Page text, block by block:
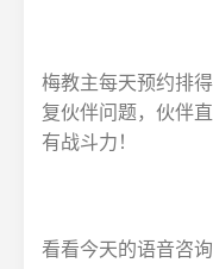
梅教主每天预约排
复伙伴问题，伙伴
有战斗力！
看看今天的语音咨询